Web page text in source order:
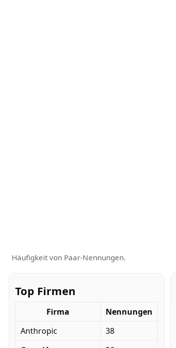
Häufigkeit von Paar-Nennungen.
Top Firmen
Firma
Nennungen
Anthropic
38